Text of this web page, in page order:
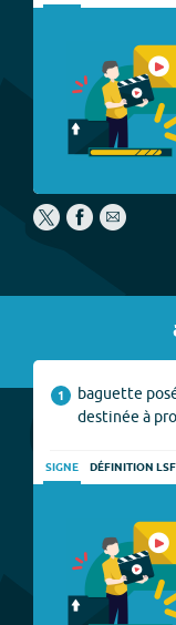
1
baguette
destinée à
SIGNE DÉFINITION LSF